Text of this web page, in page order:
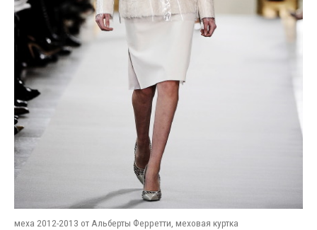
меха 2012-2013 от Альберты Ферретти, меховая куртка